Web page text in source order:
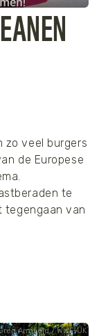
zo veel burgers
de Europese
te
tegengaan van
Armfield / WWF-UK